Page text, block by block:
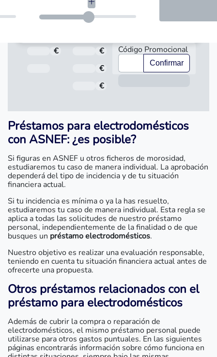
Total a pagar
€ Importe
€
Fecha de Vencimiento
€
€
Código Promocional
Confirmar
Préstamos para electrodomésticos
con ASNEF: ¿es posible?
Si figuras en ASNEF u otros ficheros de morosidad,
estudiaremos tu caso de manera individual. La aprobación
dependerá del tipo de incidencia y de tu situación
financiera actual.
Si tu incidencia es mínima o ya la has resuelto,
estudiaremos tu caso de manera individual. Esta regla se
aplica a todas las solicitudes de nuestro préstamo
personal, independientemente de la finalidad o de que
busques un préstamo electrodomésticos.
Nuestro objetivo es realizar una evaluación responsable,
teniendo en cuenta tu situación financiera actual antes de
ofrecerte una propuesta.
Otros préstamos relacionados con el
préstamo para electrodomésticos
Además de cubrir la compra o reparación de
electrodomésticos, el mismo préstamo personal puede
utilizarse para otros gastos puntuales. En las siguientes
páginas encontrarás información sobre cómo funciona en